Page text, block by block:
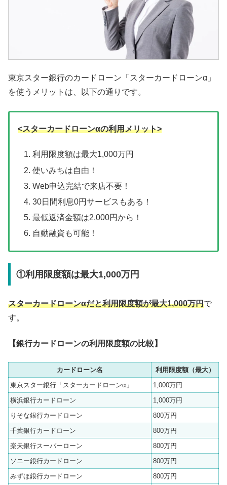
東京スター銀行のカードローン「スターカードローンα」
を使うメリットは、以下の通りです。
<スターカードローンαの利用メリット>
利用限度額は最大1,000万円
使いみちは自由！
Web申込完結で来店不要！
30日間利息0円サービスもある！
最低返済金額は2,000円から！
自動融資も可能！
①利用限度額は最大1,000万円
スターカードローンαだと利用限度額が最大1,000万円で
す。
【銀行カードローンの利用限度額の比較】
カードローン名
利用限度額（最大）
東京スター銀行「スターカードローンα」
1,000万円
横浜銀行カードローン
1,000万円
りそな銀行カードローン
800万円
千葉銀行カードローン
800万円
楽天銀行スーパーローン
800万円
ソニー銀行カードローン
800万円
みずほ銀行カードローン
800万円